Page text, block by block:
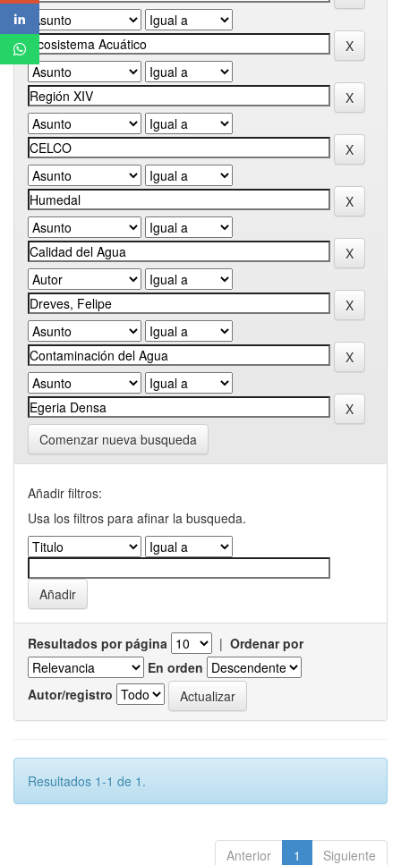
Comenzar nueva busqueda
Añadir filtros:
Usa los filtros para afinar la busqueda.
Resultados por página | Ordenar por
En orden
Autor/registro
Resultados 1-1 de 1.
Anterior 1 Siguiente